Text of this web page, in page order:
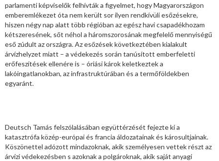
parlamenti képviselők felhívták a figyelmet, hogy Magyarországon
emberemlékezet óta nem került sor ilyen rendkívüli esőzésekre,
hiszen négy nap alatt több régióban az egész havi csapadékhozam
kétszeresének, sőt néhol a háromszorosának megfelelő mennyiségű
eső zúdult az országra. Az esőzések következtében kialakult
árvízhelyzet miatt – a védekezés során tanúsított emberfeletti
erőfeszítések ellenére is – óriási károk keletkeztek a
lakóingatlanokban, az infrastruktúrában és a termőföldekben
egyaránt.
Deutsch Tamás felszólalásában együttérzését fejezte ki a
katasztrófa közép-európai és francia áldozatainak és károsultjainak.
Köszönettel adózott mindazoknak, akik személyesen vettek részt az
árvízi védekezésben s azoknak a polgároknak, akik saját anyagi